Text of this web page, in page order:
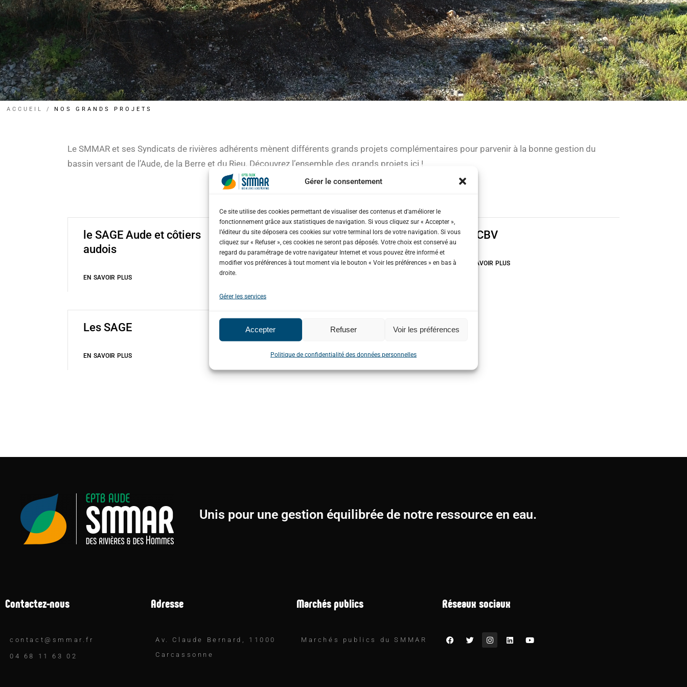
Gérer le consentement
Ce site utilise des cookies permettant de visualiser des contenus et d'améliorer le
fonctionnement grâce aux statistiques de navigation. Si vous cliquez sur « Accepter »,
l’éditeur du site déposera ces cookies sur votre terminal lors de votre navigation. Si vous
cliquez sur « Refuser », ces cookies ne seront pas déposés. Votre choix est conservé au
regard du paramétrage de votre navigateur Internet et vous pouvez être informé et
modifier vos préférences à tout moment via le bouton « Voir les préférences » en bas à
droite.
Gérer les services
Accepter Refuser Voir les préférences
Politique de confidentialité des données personnelles
Maritimes
ACCUEIL NOS GRANDS PROJETS
Le SMMAR et ses Syndicats de rivières adhérents mènent différents grands projets complémentaires pour parvenir à la bonne gestion du
bassin versant de l’Aude, de la Berre et du Rieu. Découvrez l’ensemble des grands projets ici !
le SAGE Aude et côtiers
audois
EN SAVOIR PLUS
Le PAPI
EN SAVOIR PLUS
Le CBV
EN SAVOIR PLUS
Les SAGE
EN SAVOIR PLUS
Unis pour une gestion équilibrée de notre ressource en eau.
Contactez-nous
contact@smmar.fr
04 68 11 63 02
Adresse
Av. Claude Bernard, 11000
Carcassonne
Marchés publics
Marchés publics du SMMAR
Réseaux sociaux